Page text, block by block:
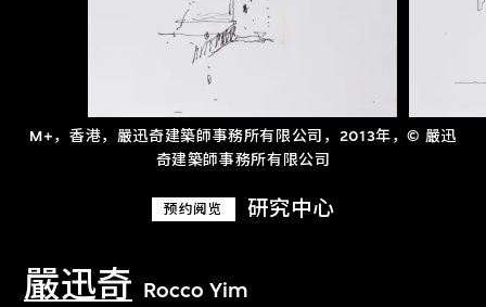
M+，香港，嚴迅奇建築師事務所有限公司，2013年，© 嚴迅
奇建築師事務所有限公司
预约阅览 研究中心
嚴迅奇 Rocco Yim
探索世界顶级的二十及二十一世纪视觉